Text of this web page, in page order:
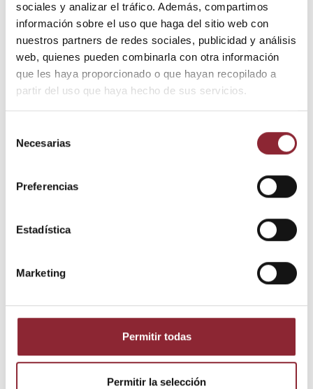
sociales y analizar el tráfico. Además, compartimos
información sobre el uso que haga del sitio web con
nuestros partners de redes sociales, publicidad y análisis
web, quienes pueden combinarla con otra información
que les haya proporcionado o que hayan recopilado a
partir del uso que haya hecho de sus servicios.
Necesarias
Preferencias
Estadística
Marketing
Permitir todas
Permitir la selección
LLaveros
llavero "árbol de
la vida" pedrería
7,00 €
LLaveros
llavero "Rueda
de oración
plateada"
5,00 €
LLaveros 2,90 €